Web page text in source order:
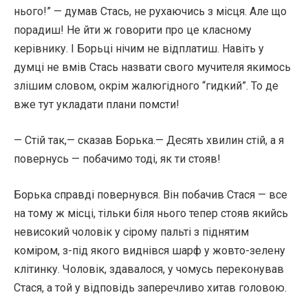
нього!” — думав Стась, не рухаючись з місця. Але що
порадиш! Не йти ж говорити про це класному
керівнику. І Борьці нічим не відплатиш. Навіть у
думці не вмів Стась назвати свого мучителя якимось
злішим словом, окрім жалюгідного “гидкий”. То де
вже тут укладати плани помсти!
— Стій так,— сказав Борька.— Десять хвилин стій, а я
повернусь — побачимо тоді, як ти стояв!
Борька справді повернувся. Він побачив Стася — все
на тому ж місці, тільки біля нього тепер стояв якийсь
невисокий чоловік у сірому пальті з піднятим
коміром, з-під якого виднівся шарф у жовто-зелену
клітинку. Чоловік, здавалося, у чомусь переконував
Стася, а той у відповідь заперечливо хитав головою.